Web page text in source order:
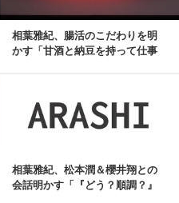
相葉雅紀、腸活のこだわりを明
かす「甘酒と納豆を持って仕事
相葉雅紀、松本潤＆櫻井翔との
会話明かす「『どう？順調？』